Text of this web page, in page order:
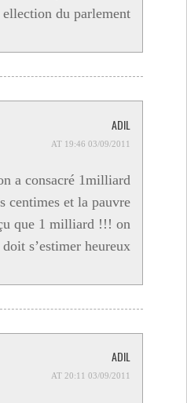
ellection du parlement
ADIL
03/09/2011 AT 19:46
a consacré 1milliard
centimes et la pauvre
que 1 milliard !!! on
doit s’estimer heureux !
ADIL
03/09/2011 AT 20:11